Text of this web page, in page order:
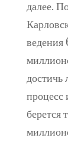
далее.
ведения
достичь
процесс
берется